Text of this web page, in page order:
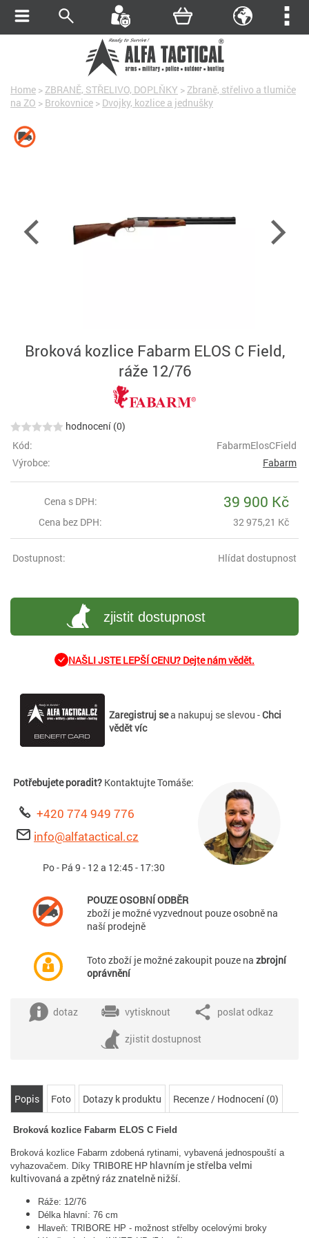
Home > ZBRANĚ, STŘELIVO, DOPLŇKY > Zbraně, střelivo a tlumiče
na ZO > Brokovnice > Dvojky, kozlice a jednušky
Broková kozlice Fabarm ELOS C Field,
ráže 12/76
hodnocení (0)
Kód:
FabarmElosCField
Výrobce:
Fabarm
Cena s DPH: 39 900 Kč
Cena bez DPH: 32 975,21 Kč
Dostupnost: Hlídat dostupnost
zjistit dostupnost
NAŠLI JSTE LEPŠÍ CENU? Dejte nám vědět.
Zaregistruj sea nakupuj se slevou -Chci
vědět víc
Potřebujete poradit? Kontaktujte Tomáše:
+420 774 949 776
info@alfatactical.cz
Po - Pá 9 - 12 a 12:45 - 17:30
POUZE OSOBNÍ ODBĚR
zboží je možné vyzvednout pouze osobně na
naší prodejně
Toto zboží je možné zakoupit pouze na zbrojní
oprávnění
dotaz vytisknout poslat odkaz
zjistit dostupnost
Popis Foto Dotazy k produktu Recenze / Hodnocení (0)
Broková kozlice Fabarm ELOS C Field
Broková kozlice Fabarm zdobená rytinami, vybavená jednospouští a
vyhazovačem. Díky TRIBORE HP hlavním je střelba velmi
kultivovaná a zpětný ráz znatelně nižší.
Ráže: 12/76
Délka hlavní: 76 cm
Hlaveň: TRIBORE HP - možnost střelby ocelovými broky